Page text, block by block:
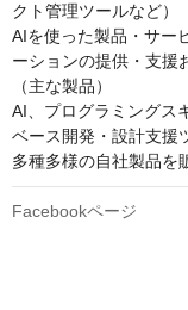
クト管理ツールなど）
AIを使った製品・サー
ーションの提供・支援
（主な製品）
AI、プログラミングス
ベース開発・設計支援
Facebookページ